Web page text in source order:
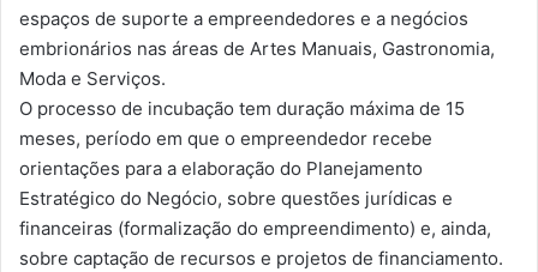
espaços de suporte a empreendedores e a negócios
embrionários nas áreas de Artes Manuais, Gastronomia,
Moda e Serviços.
O processo de incubação tem duração máxima de 15
meses, período em que o empreendedor recebe
orientações para a elaboração do Planejamento
Estratégico do Negócio, sobre questões jurídicas e
financeiras (formalização do empreendimento) e, ainda,
sobre captação de recursos e projetos de financiamento.